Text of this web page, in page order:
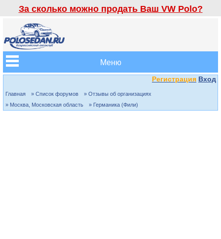
За сколько можно продать Ваш VW Polo?
Меню
Регистрация Вход
Главная » Список форумов
» Отзывы об организациях
» Москва, Московская область
» Германика (Фили)